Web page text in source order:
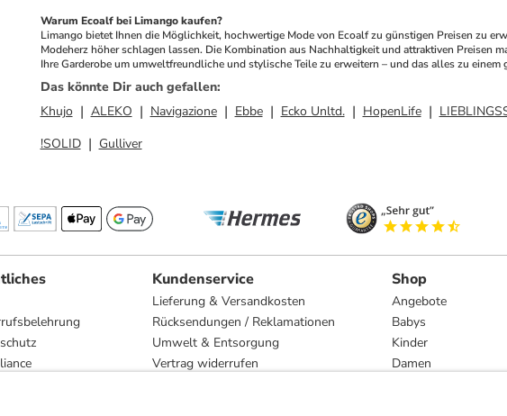
Warum Ecoalf bei Limango kaufen?
Limango bietet Ihnen die Möglichkeit, hochwertige Mode von Ecoalf zu günstigen Preisen zu
Modeherz höher schlagen lassen. Die Kombination aus Nachhaltigkeit und attraktiven Preisen
Ihre Garderobe um umweltfreundliche und stylische Teile zu erweitern – und das alles zu einem
Das könnte Dir auch gefallen:
Khujo
ALEKO Navigazione Ebbe Ecko Unltd. HopenLife
!SOLID
Gulliver
Kundenservice
Lieferung & Versandkosten
Rücksendungen / Reklamationen
Umwelt & Entsorgung
Vertrag widerrufen
Shop
Angebote
Babys
Kinder
Damen